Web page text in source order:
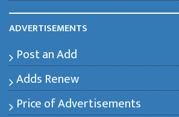
ADVERTISEMENTS
Post an Add
Adds Renew
Price of Advertisements